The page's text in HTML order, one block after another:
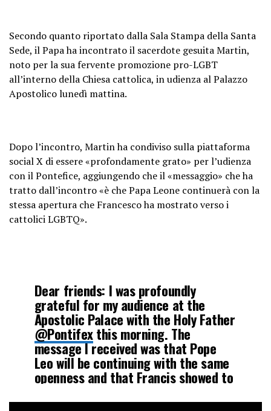
Secondo quanto riportato dalla Sala Stampa della Santa
Sede, il Papa ha incontrato il sacerdote gesuita Martin,
noto per la sua fervente promozione pro-LGBT
all’interno della Chiesa cattolica, in udienza al Palazzo
Apostolico lunedì mattina.
Dopo l’incontro, Martin ha condiviso sulla piattaforma
social X di essere «profondamente grato» per l’udienza
con il Pontefice, aggiungendo che il «messaggio» che ha
tratto dall’incontro «è che Papa Leone continuerà con la
stessa apertura che Francesco ha mostrato verso i
cattolici LGBTQ».
Dear friends: I was profoundly
grateful for my audience at the
Apostolic Palace with the Holy Father
@Pontifexthis morning. The
message I received was that Pope
Leo will be continuing with the same
openness and that Francis showed to
joyful,…pic.twitter.com/igrY6kSjGF